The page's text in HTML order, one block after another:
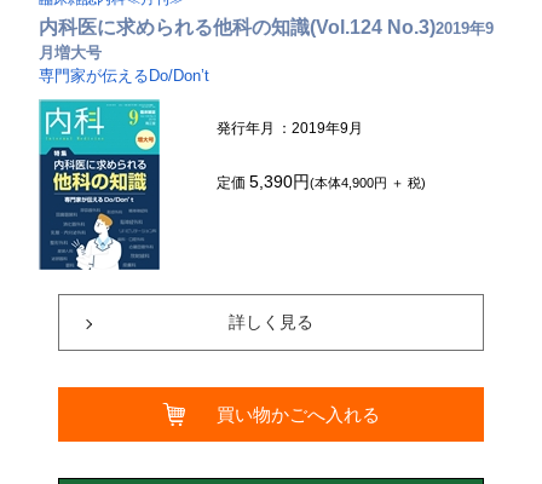
内科医に求められる他科の知識(Vol.124 No.3)2019年9
月増大号
専門家が伝えるDo/Don’t
発行年月 ：2019年9月
定価5,390円(本体4,900円 ＋ 税)
詳しく見る
買い物かごへ入れる